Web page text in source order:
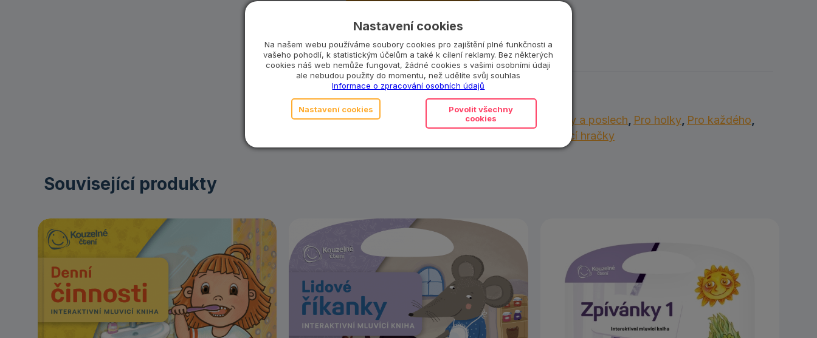
Co se stane, když ztratím část hračky?
Katalogové číslo:ALBI0042
Kategorie:
3 až 6 let Knížky a poslech Pro holky Pro každého
Vzdělávací hračky
Související produkty
Nastavení cookies
Na našem webu používáme soubory cookies pro zajištění plné funkčnosti a
vašeho pohodlí, k statistickým účelům a také k cílení reklamy. Bez některých
cookies náš web nemůže fungovat, žádné cookies s vašimi osobními údaji
ale nebudou použity do momentu, než udělíte svůj souhlas
Informace o zpracování osobních údajů
Nastavení cookies
Povolit všechny
cookies